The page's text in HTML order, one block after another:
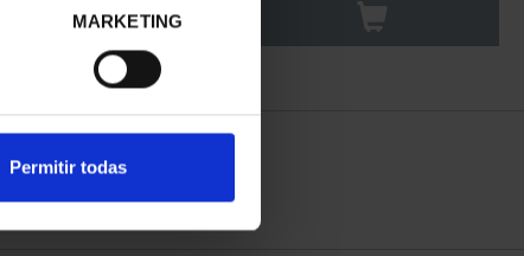
MARKETING
Permitir todas